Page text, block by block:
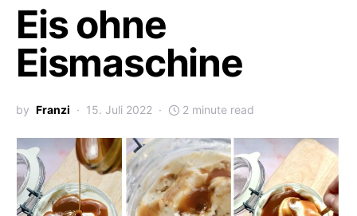
Eis ohne
Eismaschine
by Franzi 15. Juli 2022 2 minute read